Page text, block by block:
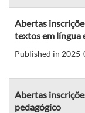
Abertas
textos em língua
Published in
Abertas
pedagógico